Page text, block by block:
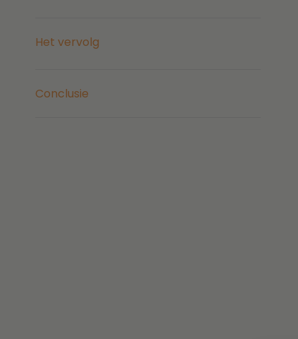
Het vervolg
Conclusie